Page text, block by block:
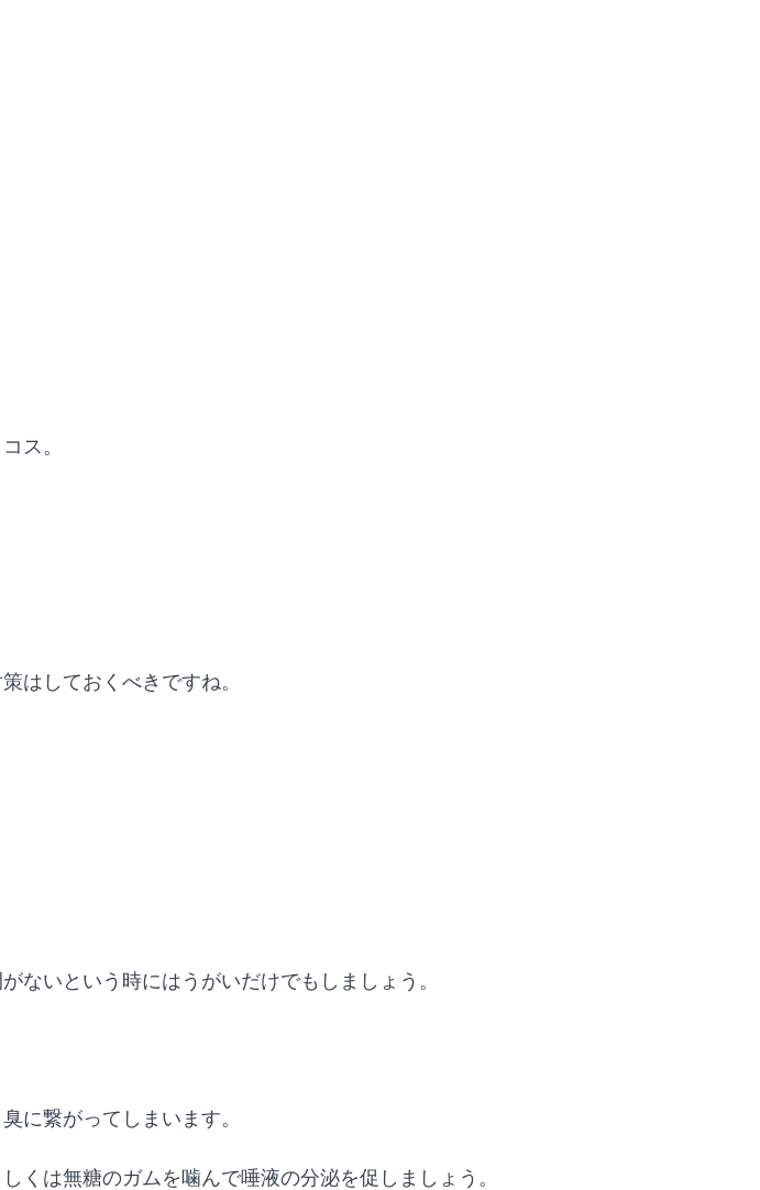
ス。
はしておくべきですね。
ないという時にはうがいだけでもしましょう。
に繋がってしまいます。
くは無糖のガムを噛んで唾液の分泌を促しましょう。